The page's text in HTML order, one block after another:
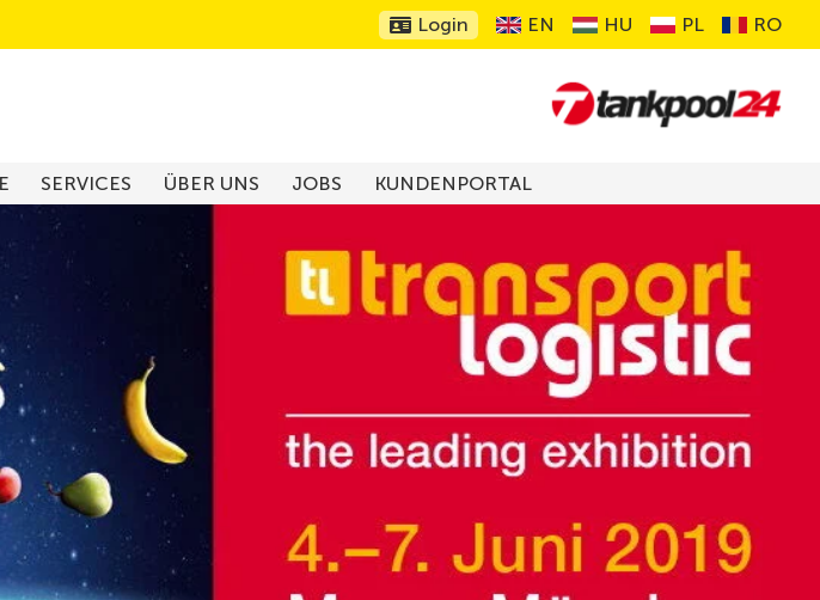
Login EN HU PL RO
SERVICES ÜBER UNS JOBS KUNDENPORTAL